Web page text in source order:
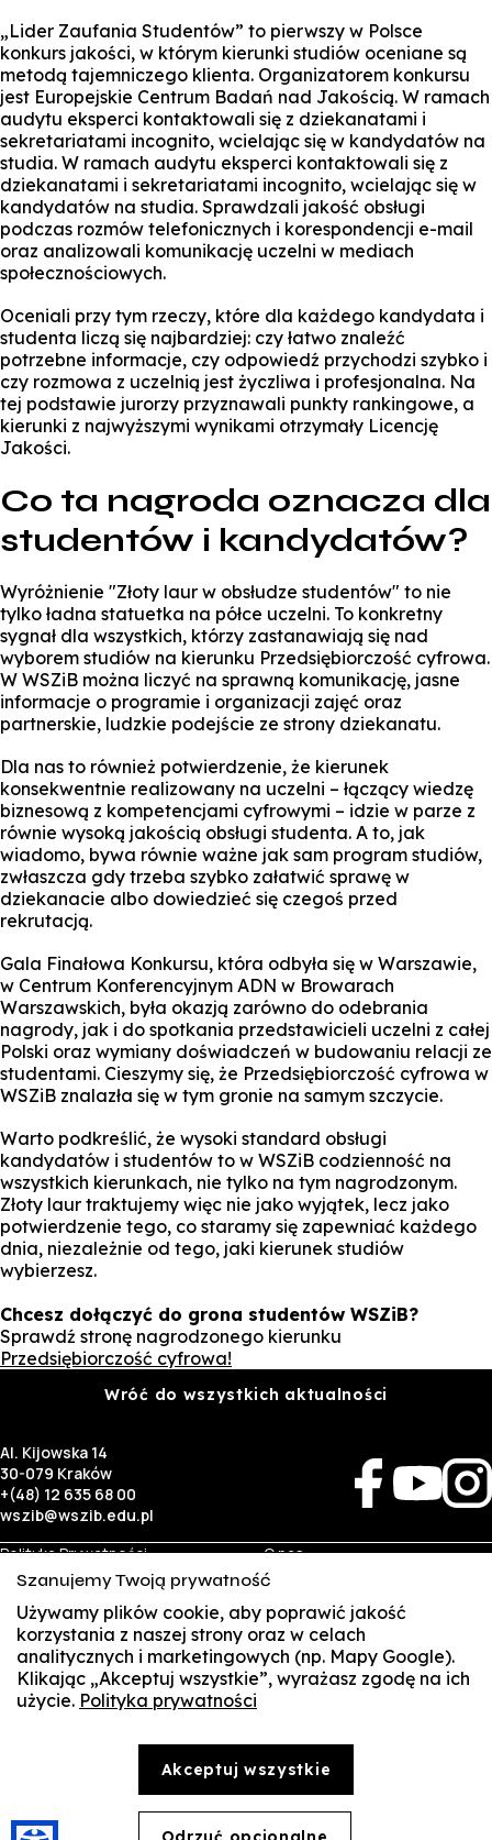
„Lider Zaufania Studentów” to pierwszy w Polsce
konkurs jakości, w którym kierunki studiów oceniane są
metodą tajemniczego klienta. Organizatorem konkursu
jest Europejskie Centrum Badań nad Jakością. W ramach
audytu eksperci kontaktowali się z dziekanatami i
sekretariatami incognito, wcielając się w kandydatów na
studia. W ramach audytu eksperci kontaktowali się z
dziekanatami i sekretariatami incognito, wcielając się w
kandydatów na studia. Sprawdzali jakość obsługi
podczas rozmów telefonicznych i korespondencji e-mail
oraz analizowali komunikację uczelni w mediach
społecznościowych.
Oceniali przy tym rzeczy, które dla każdego kandydata i
studenta liczą się najbardziej: czy łatwo znaleźć
potrzebne informacje, czy odpowiedź przychodzi szybko i
czy rozmowa z uczelnią jest życzliwa i profesjonalna. Na
tej podstawie jurorzy przyznawali punkty rankingowe, a
kierunki z najwyższymi wynikami otrzymały Licencję
Jakości.
Co ta nagroda oznacza dla
studentów i kandydatów?
Wyróżnienie "Złoty laur w obsłudze studentów" to nie
tylko ładna statuetka na półce uczelni. To konkretny
sygnał dla wszystkich, którzy zastanawiają się nad
wyborem studiów na kierunku Przedsiębiorczość cyfrowa.
W WSZiB można liczyć na sprawną komunikację, jasne
informacje o programie i organizacji zajęć oraz
partnerskie, ludzkie podejście ze strony dziekanatu.
Dla nas to również potwierdzenie, że kierunek
konsekwentnie realizowany na uczelni – łączący wiedzę
biznesową z kompetencjami cyfrowymi – idzie w parze z
równie wysoką jakością obsługi studenta. A to, jak
wiadomo, bywa równie ważne jak sam program studiów,
zwłaszcza gdy trzeba szybko załatwić sprawę w
dziekanacie albo dowiedzieć się czegoś przed
rekrutacją.
Gala Finałowa Konkursu, która odbyła się w Warszawie,
w Centrum Konferencyjnym ADN w Browarach
Warszawskich, była okazją zarówno do odebrania
nagrody, jak i do spotkania przedstawicieli uczelni z całej
Polski oraz wymiany doświadczeń w budowaniu relacji ze
studentami. Cieszymy się, że Przedsiębiorczość cyfrowa w
WSZiB znalazła się w tym gronie na samym szczycie.
Warto podkreślić, że wysoki standard obsługi
kandydatów i studentów to w WSZiB codzienność na
wszystkich kierunkach, nie tylko na tym nagrodzonym.
Złoty laur traktujemy więc nie jako wyjątek, lecz jako
potwierdzenie tego, co staramy się zapewniać każdego
dnia, niezależnie od tego, jaki kierunek studiów
wybierzesz.
Chcesz dołączyć do grona studentów WSZiB?
Sprawdź stronę nagrodzonego kierunku
Przedsiębiorczość cyfrowa!
Wróć do wszystkich aktualności
Al. Kijowska 14
30-079 Kraków
+(48) 12 635 68 00
wszib@wszib.edu.pl
Polityka Prywatności
RODO
Identyfikacja wizualna
O nas
Rekrutacja
Studia
Kontakt
Biznes
Wynajem sal
Targi pracy
Student
Multis Multum
Treści zawarte na stronie www.wszib.edu.pl oraz jej podstronach stanowią, o ile nie wskazano
części: kopiowania, reprodukowania, modyfikowania, dystrybuowania, publikowania,
wyświetlania, utrwalania oraz wykorzystywania w jakiejkolwiek innej formie. Ograniczenia
Szanujemy Twoją prywatność
Używamy plików cookie, aby poprawić jakość
korzystania z naszej strony oraz w celach
analitycznych i marketingowych (np. Mapy Google).
Klikając „Akceptuj wszystkie”, wyrażasz zgodę na ich
użycie. Polityka prywatności
Akceptuj wszystkie